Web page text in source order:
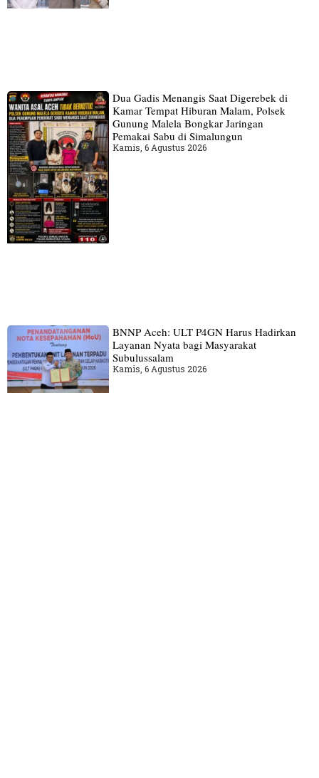
Dua Gadis Menangis Saat Digerebek di
Kamar Tempat Hiburan Malam, Polsek
Gunung Malela Bongkar Jaringan
Pemakai Sabu di Simalungun
Kamis, 6 Agustus 2026
BNNP Aceh: ULT P4GN Harus Hadirkan
Layanan Nyata bagi Masyarakat
Subulussalam
Kamis, 6 Agustus 2026